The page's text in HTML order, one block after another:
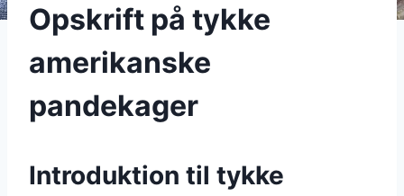
Opskrift på tykke
amerikanske
pandekager
Introduktion til tykke